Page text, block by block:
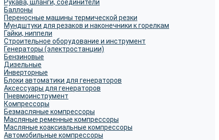
Рукава, шланги, соединители
Баллоны
Переносные машины термической резки
Мундштуки для резаков и наконечники к горелкам
Гайки, ниппели
Строительное оборудование и инструмент
Генераторы (электростанции)
Бензиновые
Дизельные
Инверторные
Блоки автоматики для генераторов
Аксессуары для генераторов
Пневмоинструмент
Компрессоры
Безмасляные компрессоры
Масляные ременные компрессоры
Масляные коаксиальные компрессоры
Автомобильные компрессоры